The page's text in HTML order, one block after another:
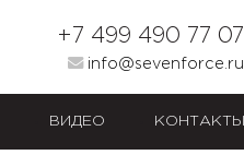
+7 499 490 77 07
info@sevenforce.ru
ВИДЕО КОНТАКТЫ